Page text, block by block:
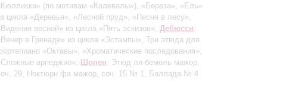
(по мотивам «Калевалы»), «Береза», «Ель»
цикла «Деревья», «Лесной пруд», «Песня в лесу»,
весной» из цикла «Пять эскизов»; Дебюсси:
в Гренаде» из цикла «Эстампы», Три этюда для
«Октавы», «Хроматические последования»,
арпеджио»; Шопен: Этюд ля-бемоль мажор,
29, Ноктюрн фа мажор, соч. 15 № 1, Баллада № 4